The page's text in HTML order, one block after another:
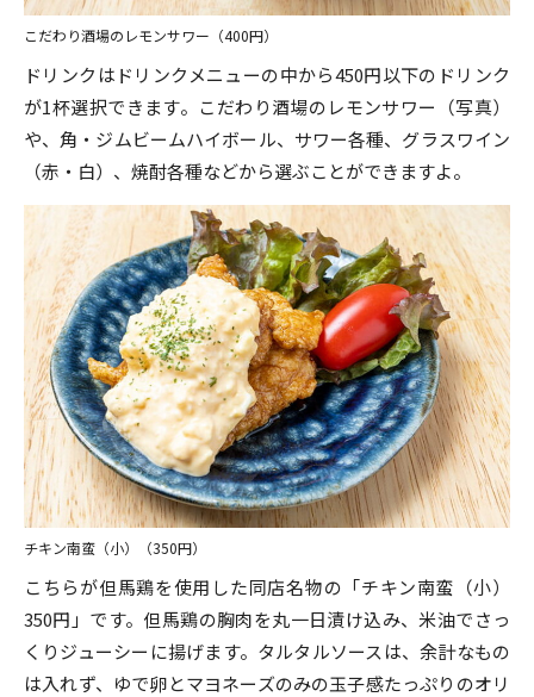
こだわり酒場のレモンサワー（400円）
ドリンクはドリンクメニューの中から450円以下のドリンク
が1杯選択できます。こだわり酒場のレモンサワー（写真）
や、角・ジムビームハイボール、サワー各種、グラスワイン
（赤・白）、焼酎各種などから選ぶことができますよ。
チキン南蛮（小）（350円）
こちらが但馬鶏を使用した同店名物の「チキン南蛮（小）
350円」です。但馬鶏の胸肉を丸一日漬け込み、米油でさっ
くりジューシーに揚げます。タルタルソースは、余計なもの
は入れず、ゆで卵とマヨネーズのみの玉子感たっぷりのオリ